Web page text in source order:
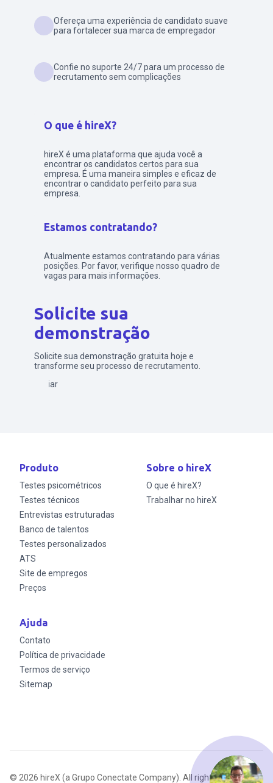
Ofereça uma experiência de candidato suave
para fortalecer sua marca de empregador
Confie no suporte 24/7 para um processo de
recrutamento sem complicações
O que é hireX?
hireX é uma plataforma que ajuda você a
encontrar os candidatos certos para sua
empresa. É uma maneira simples e eficaz de
encontrar o candidato perfeito para sua
empresa.
Estamos contratando?
Atualmente estamos contratando para várias
posições. Por favor, verifique nosso quadro de
vagas para mais informações.
Solicite sua
demonstração
Solicite sua demonstração gratuita hoje e
transforme seu processo de recrutamento.
Enviar
Produto
Testes psicométricos
Testes técnicos
Entrevistas estruturadas
Banco de talentos
Testes personalizados
ATS
Site de empregos
Preços
Sobre o hireX
O que é hireX?
Trabalhar no hireX
Ajuda
Contato
Política de privacidade
Termos de serviço
Sitemap
© 2026 hireX (a Grupo Conectate Company). All rights reserved.